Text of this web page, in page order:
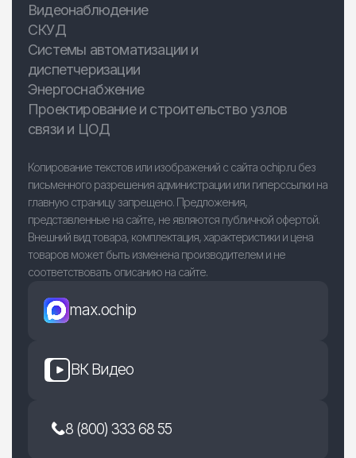
Видеонаблюдение
СКУД
Системы автоматизации и
диспетчеризации
Энергоснабжение
Проектирование и строительство узлов
связи и ЦОД
Копирование текстов или изображений с сайта ochip.ru без
письменного разрешения администрации или гиперссылки на
главную страницу запрещено. Предложения,
представленные на сайте, не являются публичной офертой.
Внешний вид товара, комплектация, характеристики и цена
товаров может быть изменена производителем и не
соответствовать описанию на сайте.
max.ochip
ВК Видео
8 (800) 333 68 55